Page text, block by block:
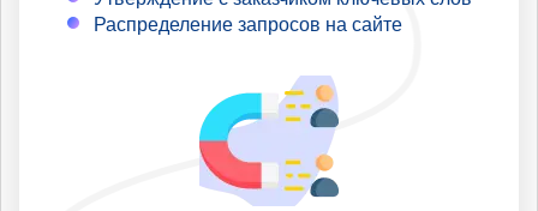
Распределение запросов на сайте